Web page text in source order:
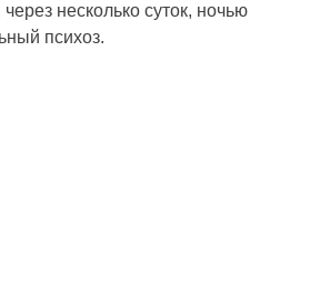
несколько суток, ночью
психоз.